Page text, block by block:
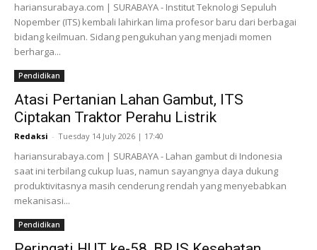
hariansurabaya.com | SURABAYA - Institut Teknologi Sepuluh
Nopember (ITS) kembali lahirkan lima profesor baru dari berbagai
bidang keilmuan. Sidang pengukuhan yang menjadi momen
berharga...
Pendidikan
Atasi Pertanian Lahan Gambut, ITS
Ciptakan Traktor Perahu Listrik
Redaksi - Tuesday 14 July 2026 | 17:40
hariansurabaya.com | SURABAYA - Lahan gambut di Indonesia
saat ini terbilang cukup luas, namun sayangnya daya dukung
produktivitasnya masih cenderung rendah yang menyebabkan
mekanisasi...
Pendidikan